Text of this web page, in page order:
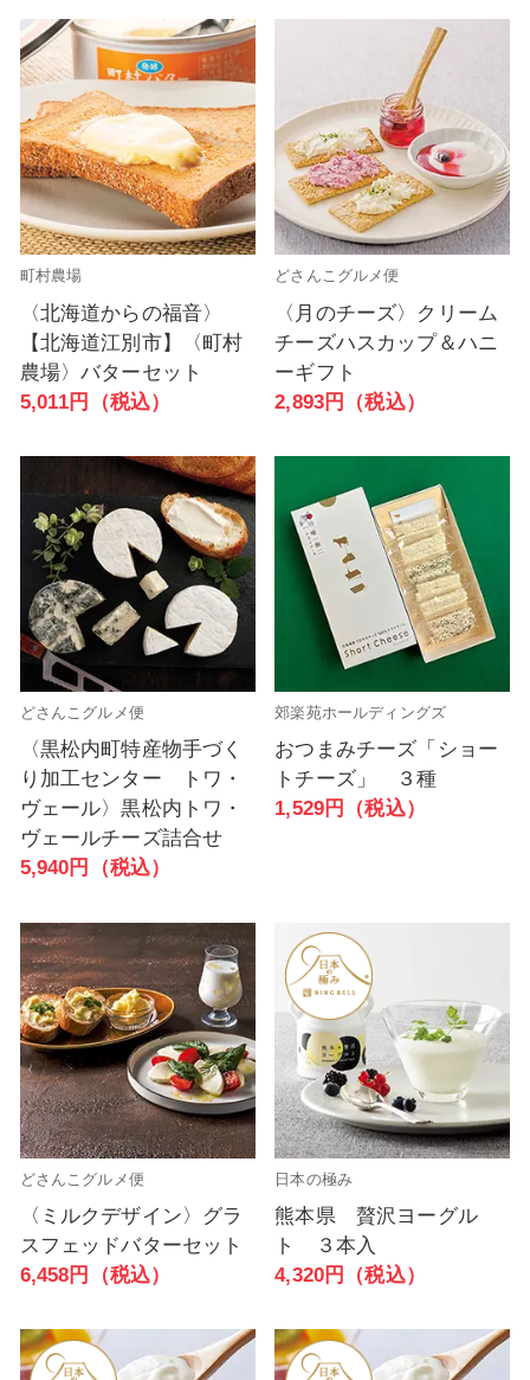
町村農場
〈北海道からの福音〉
【北海道江別市】〈町村
農場〉バターセット
5,011円（税込）
どさんこグルメ便
〈月のチーズ〉クリーム
チーズハスカップ＆ハニ
ーギフト
2,893円（税込）
どさんこグルメ便
〈黒松内町特産物手づく
り加工センター トワ・
ヴェール〉黒松内トワ・
ヴェールチーズ詰合せ
5,940円（税込）
郊楽苑ホールディングズ
おつまみチーズ「ショー
トチーズ」 ３種
1,529円（税込）
どさんこグルメ便
〈ミルクデザイン〉グラ
スフェッドバターセット
6,458円（税込）
日本の極み
熊本県 贅沢ヨーグル
ト ３本入
4,320円（税込）